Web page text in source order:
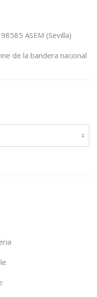
ASEM (Sevilla)
de la bandera nacional